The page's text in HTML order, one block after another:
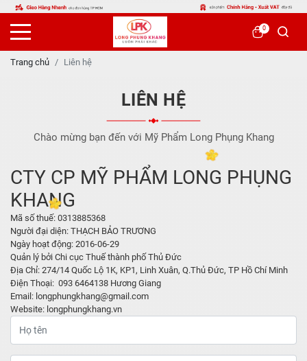
0
Trang chủ Liên hệ
LIÊN HỆ
Chào mừng bạn đến với Mỹ Phẩm Long Phụng Khang
CTY CP MỸ PHẨM LONG PHỤNG
KHANG
Mã số thuế: 0313885368
Người đại diện: THẠCH BẢO TRƯƠNG
Ngày hoạt động: 2016-06-29
Quản lý bởi Chi cục Thuế thành phố Thủ Đức
Địa Chỉ: 274/14 Quốc Lộ 1K, KP1, Linh Xuân, Q.Thủ Đức, TP Hồ Chí Minh
Điện Thoại: 093 6464138 Hương Giang
Email: longphungkhang@gmail.com
Website: longphungkhang.vn